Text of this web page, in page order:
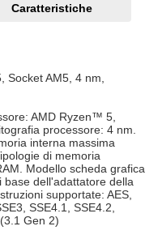
Caratteristiche
AM5, 4 nm,
AMD Ryzen™ 5,
processore: 4 nm.
interna massima
di memoria
Modello scheda grafica
base dell'adattatore della
supportate: AES,
SSE4.1, SSE4.2,
Gen 2)